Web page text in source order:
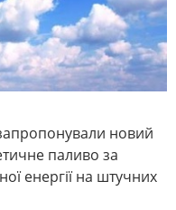
новий
паливо за
енергії на штучних